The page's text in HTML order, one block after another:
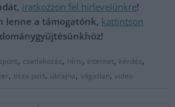
iratkozzon fel hírlevelünkre!
lenne a támogatónk, kattintson
, csatlakozás, hírtv, internet, kérdés,
, tisza part, ukrajna,vágatlan,video